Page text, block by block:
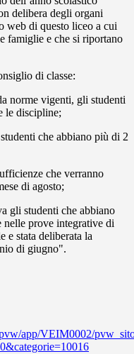
delibera degli organi
web di questo liceo a cui
famiglie e che si riportano
di classe:
norme vigenti, gli studenti
le discipline;
che abbiano più di 2
che verranno
di agosto;
gli studenti che abbiano
nelle prove integrative di
e stata deliberata la
di giugno".
app/VEIM0002/